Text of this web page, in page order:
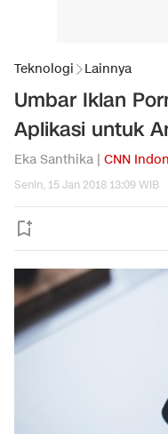
Teknologi Lainnya
Umbar Iklan
Aplikasi untuk
Eka Santhika | CNN
Senin, 15 Jan 2018 13:09 WIB